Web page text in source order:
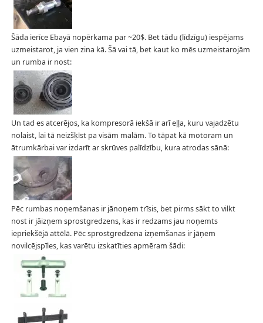
Šāda ierīce Ebayā nopērkama par ~20$. Bet tādu (līdzīgu) iespējams
uzmeistarot, ja vien zina kā. Šā vai tā, bet kaut ko mēs uzmeistarojām
un rumba ir nost:
Un tad es atcerējos, ka kompresorā iekšā ir arī eļļa, kuru vajadzētu
nolaist, lai tā neizšķīst pa visām malām. To tāpat kā motoram un
ātrumkārbai var izdarīt ar skrūves palīdzību, kura atrodas sānā:
Pēc rumbas noņemšanas ir jānoņem trīsis, bet pirms sākt to vilkt
nost ir jāizņem sprostgredzens, kas ir redzams jau noņemts
iepriekšējā attēlā. Pēc sprostgredzena izņemšanas ir jāņem
novilcējspīles, kas varētu izskatīties apmēram šādi: